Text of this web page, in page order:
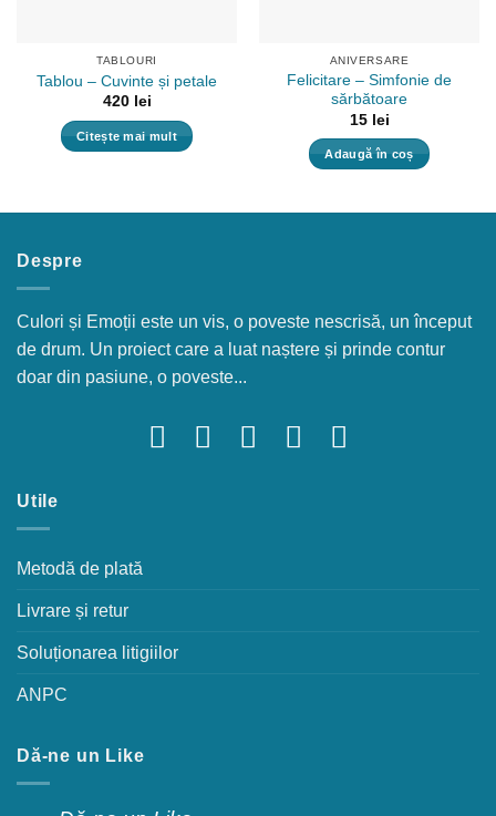
TABLOURI
Tablou – Cuvinte și petale
420 lei
Citește mai mult
ANIVERSARE
Felicitare – Simfonie de
sărbătoare
15 lei
Adaugă în coș
Despre
Culori și Emoții este un vis, o poveste nescrisă, un început
de drum. Un proiect care a luat naștere și prinde contur
doar din pasiune, o poveste...
Utile
Metodă de plată
Livrare și retur
Soluționarea litigiilor
ANPC
Dă-ne un Like